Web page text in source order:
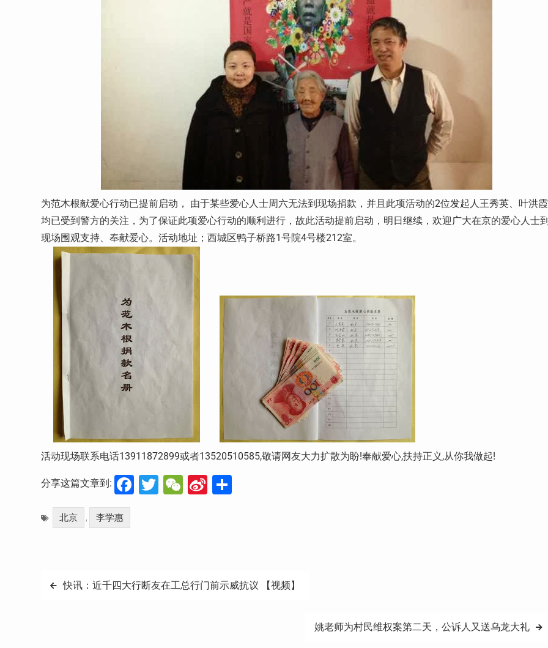
为范木根献爱心行动已提前启动， 由于某些爱心人士周六无法到现场捐款，并且此项活动的2位发起人王秀英、叶洪霞
均已受到警方的关注，为了保证此项爱心行动的顺利进行，故此活动提前启动，明日继续，欢迎广大在京的爱心人士到
现场围观支持、奉献爱心。活动地址；西城区鸭子桥路1号院4号楼212室。
活动现场联系电话13911872899或者13520510585,敬请网友大力扩散为盼!奉献爱心,扶持正义,从你我做起!
分享这篇文章到: Facebook
Twitter
WeChat
Sina
北京 , 李学惠
文 快讯：近千四大行断友在工总行门前示威抗议 【视频】
姚老师为村民维权案第二天，公诉人又送乌龙大礼